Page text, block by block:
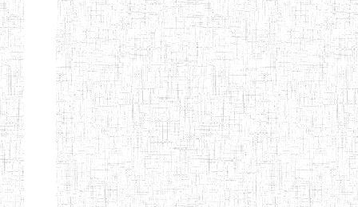
ENBIEG
D'EDEA
01/01/1975 ENIEG
ENBIEG DE
DOUALA
25/08/1986 ENIEG
ENIET DE
DOUALA
05/11/1998 ENIET
ENIET DE 05/08/2010 ENIET